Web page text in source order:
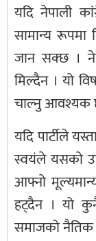
यदि नेपाली
सामान्य
जान सक्छ ।
मिल्दैन । यो
चाल्नु आवश्यक
यदि पार्टीले
स्वयंले यसको
आफ्नो
हट्दैन । यो
समाजको नैतिक